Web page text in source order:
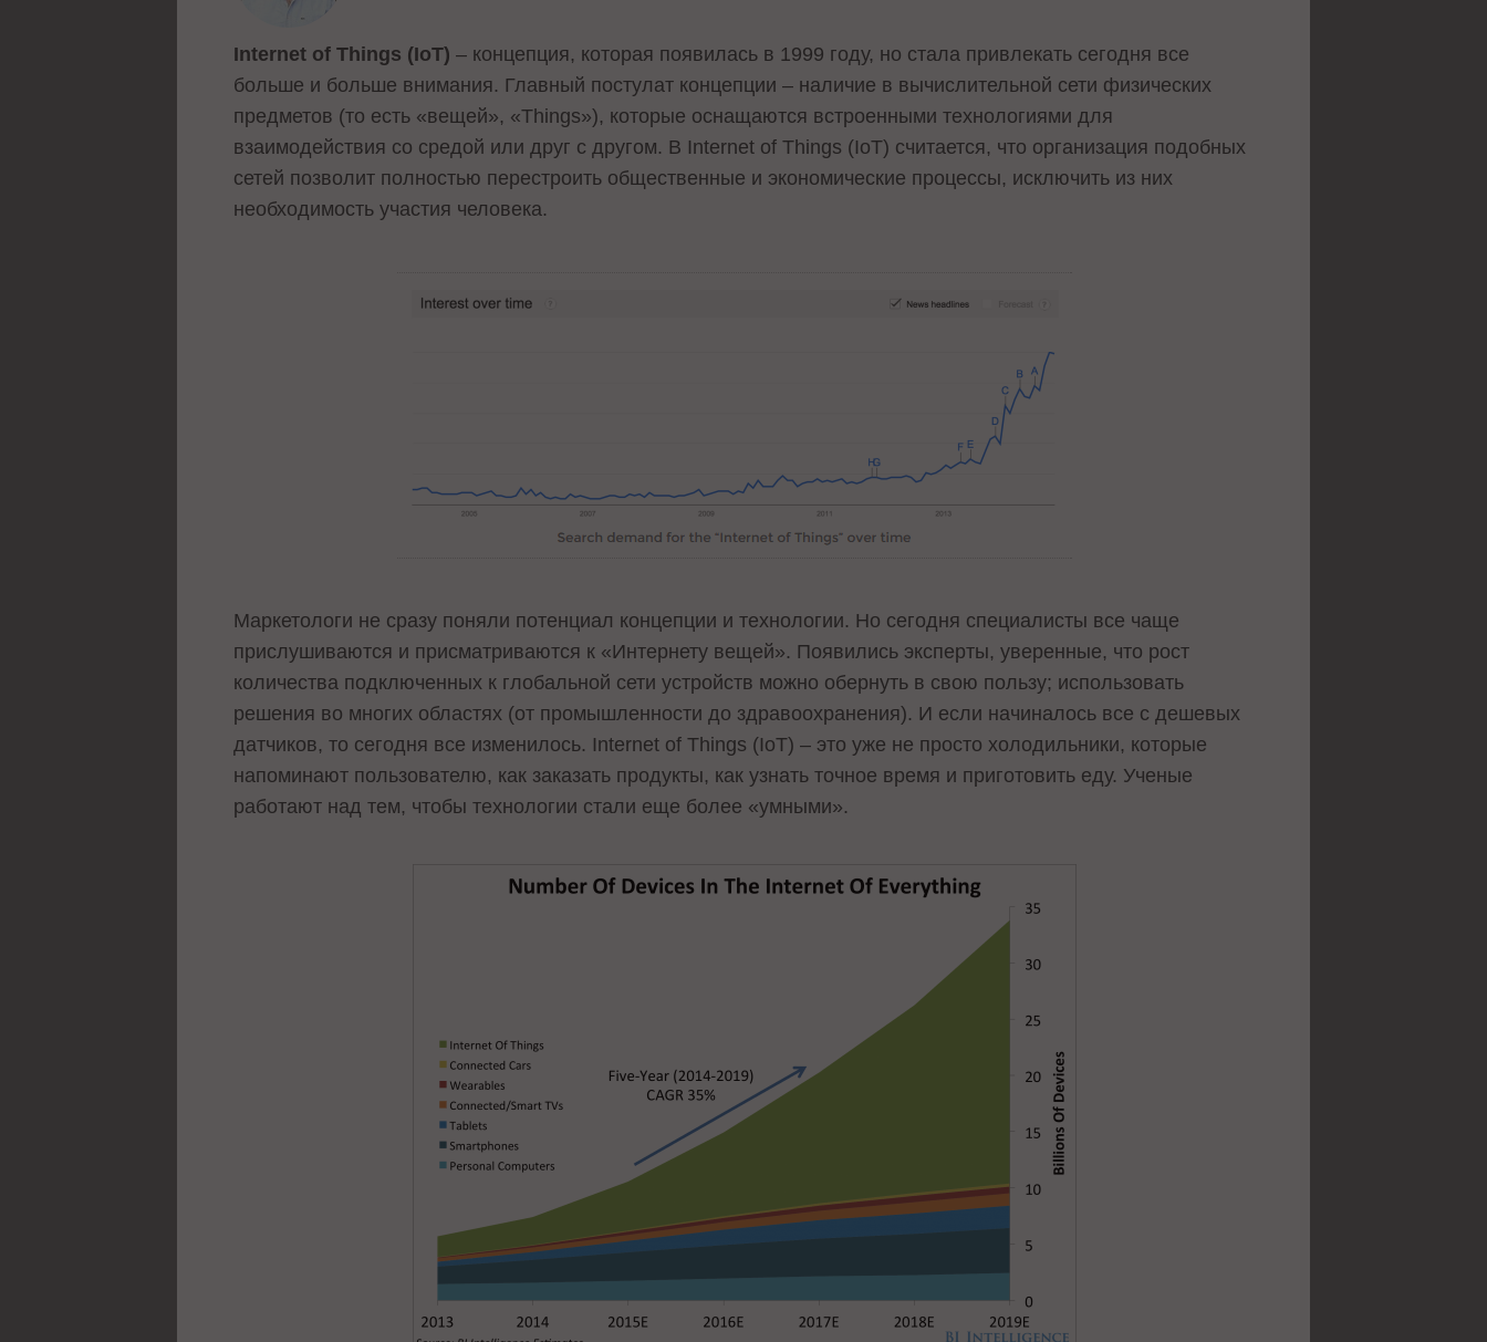
Internet of Things (IoT) – концепция, которая появилась в 1999 году, но стала привлекать сегодня все
больше и больше внимания. Главный постулат концепции – наличие в вычислительной сети физических
предметов (то есть «вещей», «Things»), которые оснащаются встроенными технологиями для
взаимодействия со средой или друг с другом. В Internet of Things (IoT) считается, что организация подобных
сетей позволит полностью перестроить общественные и экономические процессы, исключить из них
необходимость участия человека.
Маркетологи не сразу поняли потенциал концепции и технологии. Но сегодня специалисты все чаще
прислушиваются и присматриваются к «Интернету вещей». Появились эксперты, уверенные, что рост
количества подключенных к глобальной сети устройств можно обернуть в свою пользу; использовать
решения во многих областях (от промышленности до здравоохранения). И если начиналось все с дешевых
датчиков, то сегодня все изменилось. Internet of Things (IoT) – это уже не просто холодильники, которые
напоминают пользователю, как заказать продукты, как узнать точное время и приготовить еду. Ученые
работают над тем, чтобы технологии стали еще более «умными».